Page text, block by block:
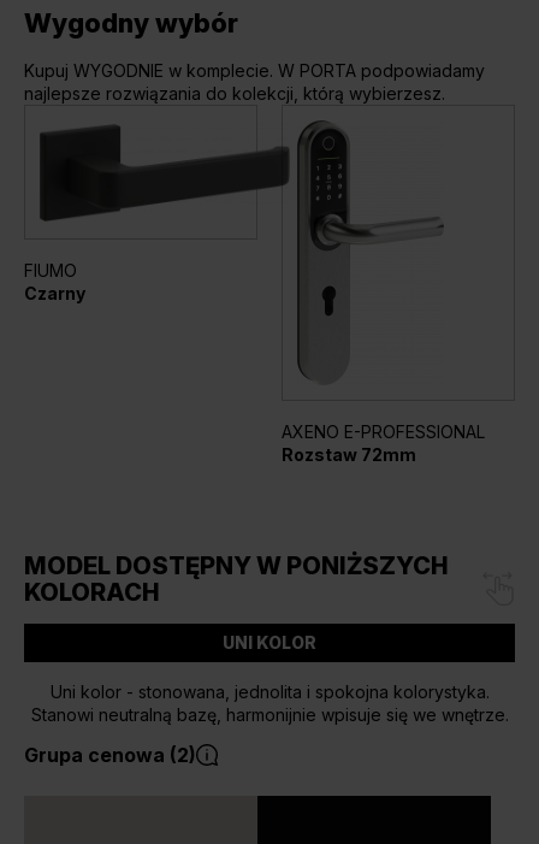
Wygodny wybór
Kupuj WYGODNIE w komplecie. W PORTA podpowiadamy
najlepsze rozwiązania do kolekcji, którą wybierzesz.
FIUMO
Czarny
AXENO E-PROFESSIONAL
Rozstaw 72mm
MODEL DOSTĘPNY W PONIŻSZYCH
KOLORACH
UNI KOLOR
Uni kolor - stonowana, jednolita i spokojna kolorystyka.
Stanowi neutralną bazę, harmonijnie wpisuje się we wnętrze.
Grupa cenowa (2)